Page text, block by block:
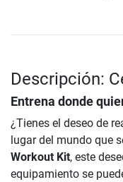
Descripción:
Entrena donde
¿Tienes el deseo de
lugar del mundo que
Workout Kit, este
equipamiento se